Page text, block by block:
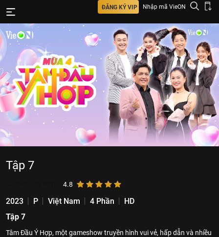
ĐĂNG KÝ VIP Nhập mã VieON
Tập 7
4.8
2023 P Việt Nam 4 Phần
HD
Tập 7
Tâm Đầu Ý Hợp, một gameshow truyền hình vui vẻ, hấp dẫn và nhiều